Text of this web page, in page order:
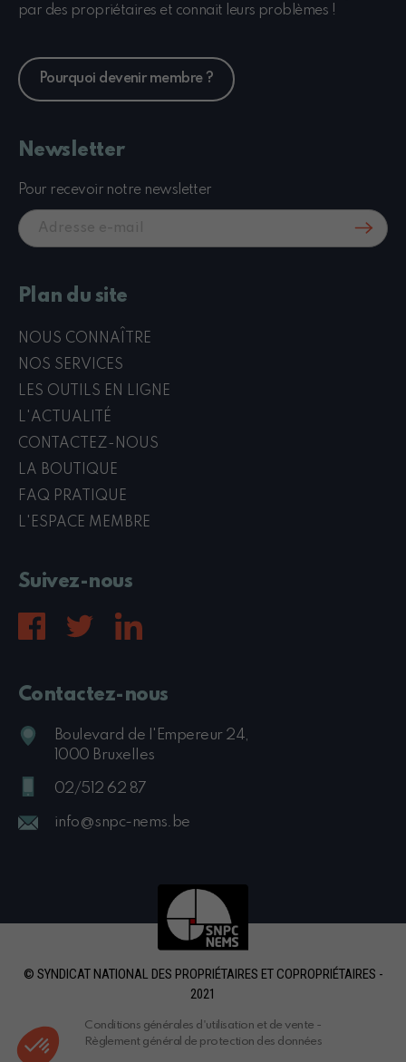
par des propriétaires et connait leurs problèmes !
Pourquoi devenir membre ?
Newsletter
Pour recevoir notre newsletter
Suivez-nous
Plan du site
NOUS CONNAÎTRE
NOS SERVICES
LES OUTILS EN LIGNE
L'ACTUALITÉ
CONTACTEZ-NOUS
LA BOUTIQUE
FAQ PRATIQUE
L'ESPACE MEMBRE
Contactez-nous
Boulevard de l'Empereur 24,
1000 Bruxelles
02/512 62 87
info@snpc-nems.be
© SYNDICAT NATIONAL DES PROPRIÉTAIRES ET COPROPRIÉTAIRES -
2021
Conditions générales d'utilisation et de vente -
Règlement général de protection des données